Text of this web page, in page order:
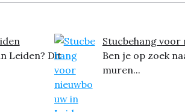
Leiden? Dit
Stucbehang voor
Ben je op zoek
muren...